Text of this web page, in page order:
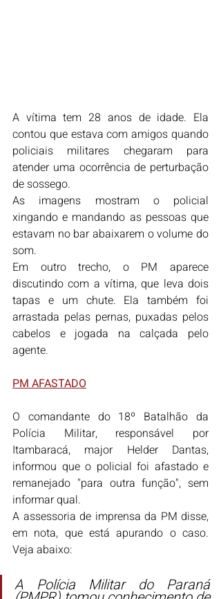
A vítima tem 28 anos de idade. Ela
contou que estava com amigos quando
policiais militares chegaram para
atender uma ocorrência de perturbação
de sossego.
As imagens mostram o policial
xingando e mandando as pessoas que
estavam no bar abaixarem o volume do
som.
Em outro trecho, o PM aparece
discutindo com a vítima, que leva dois
tapas e um chute. Ela também foi
arrastada pelas pernas, puxadas pelos
cabelos e jogada na calçada pelo
agente.
PM AFASTADO
O comandante do 18º Batalhão da
Polícia Militar, responsável por
Itambaracá, major Helder Dantas,
informou que o policial foi afastado e
remanejado "para outra função", sem
informar qual.
A assessoria de imprensa da PM disse,
em nota, que está apurando o caso.
Veja abaixo:
A Polícia Militar do Paraná